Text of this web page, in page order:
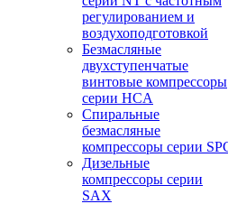
регулированием и
воздухоподготовкой
Безмасляные
двухступенчатые
винтовые компрессоры
серии HCA
Спиральные
безмасляные
компрессоры серии
Дизельные
компрессоры серии
SAX